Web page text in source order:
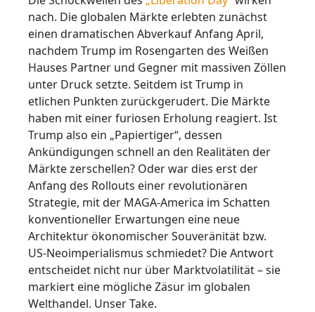
nach. Die globalen Märkte erlebten zunächst
einen dramatischen Abverkauf Anfang April,
nachdem Trump im Rosengarten des Weißen
Hauses Partner und Gegner mit massiven Zöllen
unter Druck setzte. Seitdem ist Trump in
etlichen Punkten zurückgerudert. Die Märkte
haben mit einer furiosen Erholung reagiert. Ist
Trump also ein „Papiertiger“, dessen
Ankündigungen schnell an den Realitäten der
Märkte zerschellen? Oder war dies erst der
Anfang des Rollouts einer revolutionären
Strategie, mit der MAGA-America im Schatten
konventioneller Erwartungen eine neue
Architektur ökonomischer Souveränität bzw.
US-Neoimperialismus schmiedet? Die Antwort
entscheidet nicht nur über Marktvolatilität – sie
markiert eine mögliche Zäsur im globalen
Welthandel. Unser Take.